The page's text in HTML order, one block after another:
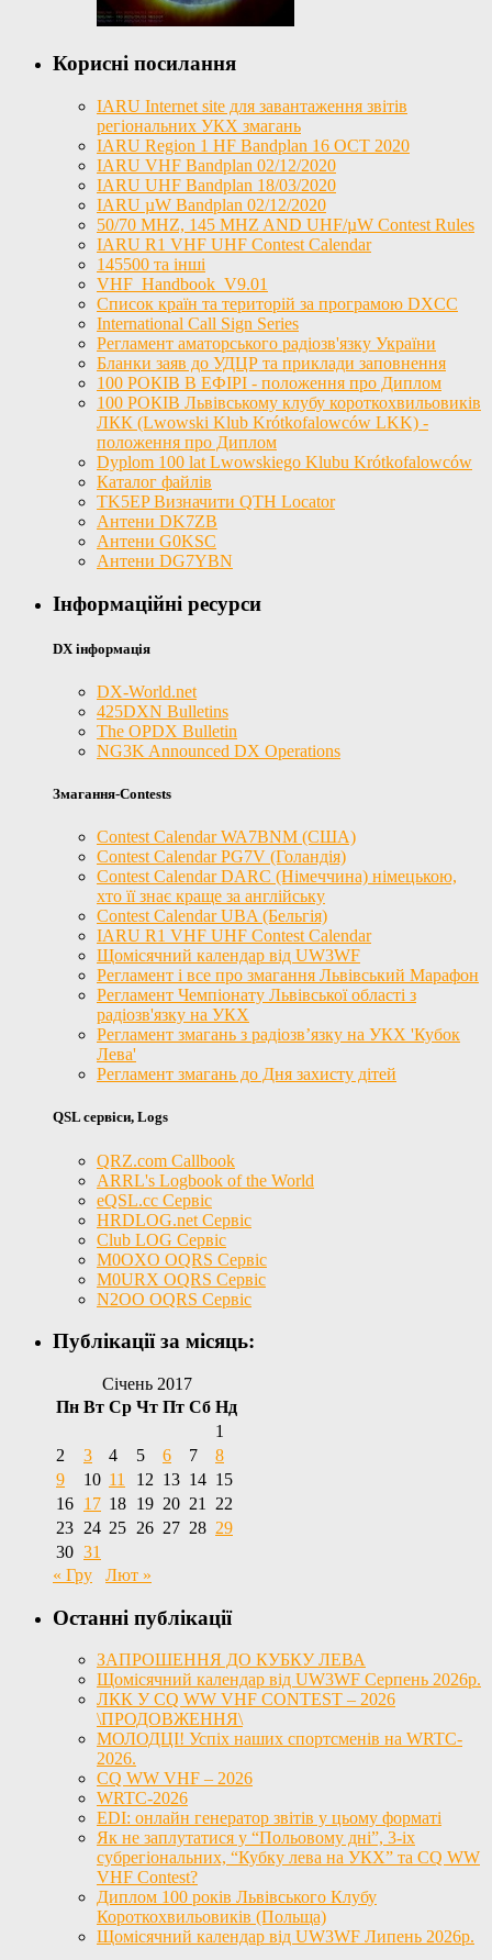
Корисні посилання
IARU Internet site для завантаження звітів
регіональних УКХ змагань
IARU Region 1 HF Bandplan 16 OCT 2020
IARU VHF Bandplan 02/12/2020
IARU UHF Bandplan 18/03/2020
IARU µW Bandplan 02/12/2020
50/70 MHZ, 145 MHZ AND UHF/µW Contest Rules
IARU R1 VHF UHF Contest Calendar
145500 та інші
VHF_Handbook_V9.01
Список країн та територій за програмою DXCC
International Call Sign Series
Регламент аматорського радіозв'язку України
Бланки заяв до УДЦР та приклади заповнення
100 РОКІВ В ЕФІРІ - положення про Диплом
100 РОКІВ Львівському клубу короткохвильовиків
ЛКК (Lwowski Klub Krótkofalowców LKK) -
положення про Диплом
Dyplom 100 lat Lwowskiego Klubu Krótkofalowców
Каталог файлів
TK5EP Визначити QTH Locator
Антени DK7ZB
Антени G0KSC
Антени DG7YBN
Інформаційні ресурси
DX інформація
DX-World.net
425DXN Bulletins
The OPDX Bulletin
NG3K Announced DX Operations
Змагання-Contests
Contest Calendar WA7BNM (США)
Contest Calendar PG7V (Голандія)
Contest Calendar DARC (Німеччина) німецькою,
хто її знає краще за англійську
Contest Calendar UBA (Бельгія)
IARU R1 VHF UHF Contest Calendar
Щомісячний календар від UW3WF
Регламент і все про змагання Львівський Марафон
Регламент Чемпіонату Львівської області з
радіозв'язку на УКХ
Регламент змагань з радіозв’язку на УКХ 'Кубок
Лева'
Регламент змагань до Дня захисту дітей
QSL сервіси, Logs
QRZ.com Callbook
ARRL's Logbook of the World
eQSL.cc Сервіс
HRDLOG.net Сервіс
Club LOG Сервіс
M0OXO OQRS Сервіс
M0URX OQRS Сервіс
N2OO OQRS Сервіс
Публікації за місяць:
Січень 2017
Пн Вт Ср Чт Пт Сб Нд
1
2
3 4 5 6 7
8
9
10 11 12 13 14 15
16 17 18 19 20 21
22
23 24 25 26 27 28 29
30 31
« Гру
Лют »
Останні публікації
ЗАПРОШЕННЯ ДО КУБКУ ЛЕВА
Щомісячний календар від UW3WF Серпень 2026р.
ЛКК У CQ WW VHF CONTEST – 2026
\ПРОДОВЖЕННЯ\
МОЛОДЦІ! Успіх наших спортсменів на WRTC-
2026.
CQ WW VHF – 2026
WRTC-2026
EDI: онлайн генератор звітів у цьому форматі
Як не заплутатися у “Польовому дні”, 3-іх
субрегіональних, “Кубку лева на УКХ” та CQ WW
VHF Contest?
Диплом 100 років Львівського Клубу
Короткохвильовиків (Польща)
Щомісячний календар від UW3WF Липень 2026р.